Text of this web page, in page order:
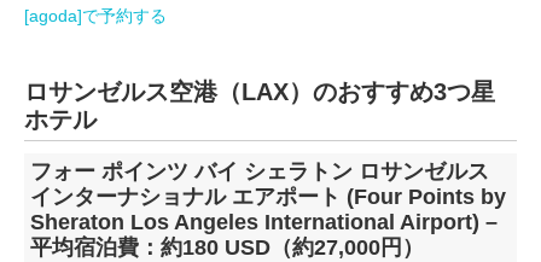
[agoda]で予約する
ロサンゼルス空港（LAX）のおすすめ3つ星
ホテル
フォー ポインツ バイ シェラトン ロサンゼルス
インターナショナル エアポート (Four Points by
Sheraton Los Angeles International Airport) –
平均宿泊費：約180 USD（約27,000円）